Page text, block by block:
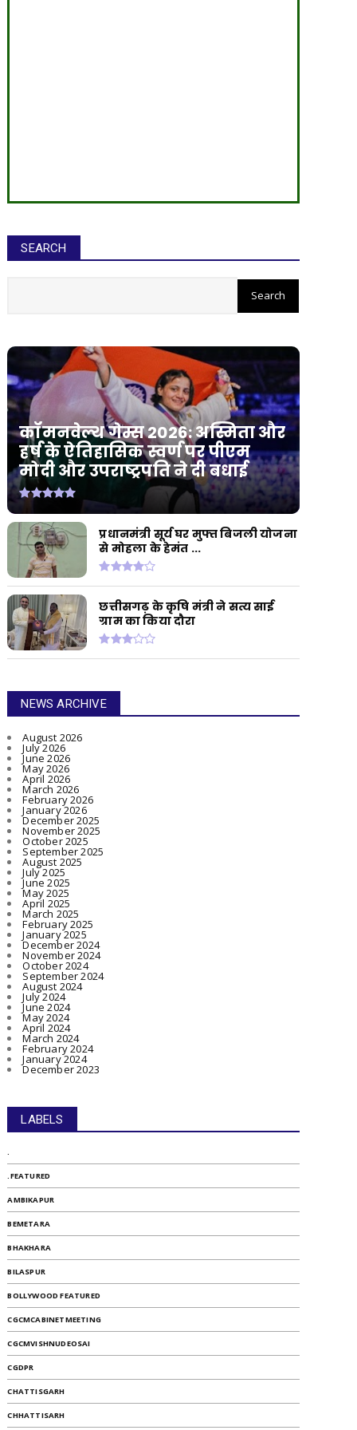
SEARCH
कॉमनवेल्थ गेम्स 2026: अस्मिता और
हर्ष के ऐतिहासिक स्वर्ण पर पीएम
मोदी और उपराष्ट्रपति ने दी बधाई
प्रधानमंत्री सूर्य घर मुफ्त बिजली योजना
से मोहला के हेमंत ...
छत्तीसगढ़ के कृषि मंत्री ने सत्य साई
ग्राम का किया दौरा
NEWS ARCHIVE
August 2026
July 2026
June 2026
May 2026
April 2026
March 2026
February 2026
January 2026
December 2025
November 2025
October 2025
September 2025
August 2025
July 2025
June 2025
May 2025
April 2025
March 2025
February 2025
January 2025
December 2024
November 2024
October 2024
September 2024
August 2024
July 2024
June 2024
May 2024
April 2024
March 2024
February 2024
January 2024
December 2023
LABELS
.
.FEATURED
AMBIKAPUR
BEMETARA
BHAKHARA
BILASPUR
BOLLYWOOD FEATURED
CGCMCABINETMEETING
CGCMVISHNUDEOSAI
CGDPR
CHATTISGARH
CHHATTISARH